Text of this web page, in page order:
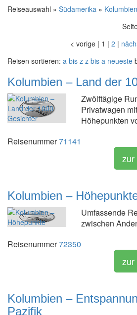
Reiseauswahl » Südamerika » Kolumbien
< vorige | 1 | 2 |
Reisen sortieren: a bis z z bis a neueste
Kolumbien – Land der
Zwölftägige
Privatwagen
Höhepunkten
Reisenummer71141
zur
Kolumbien –
Umfassende
zwischen
Reisenummer72350
zur
Kolumbien –
Pazifik